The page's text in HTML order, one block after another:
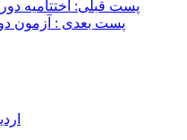
پست قبلی: اختتامیه
پست بعدی : آزمون